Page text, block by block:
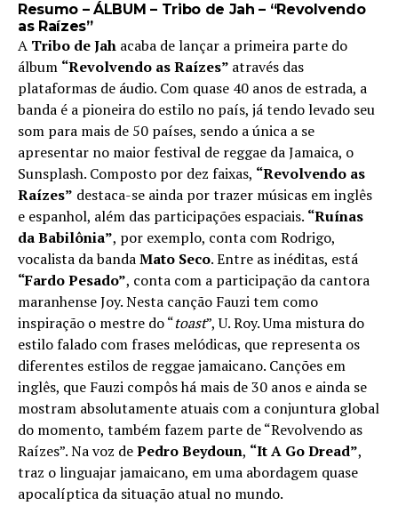
Resumo – ÁLBUM – Tribo de Jah – “Revolvendo
as Raízes”
A Tribo de Jah acaba de lançar a primeira parte do
álbum “Revolvendo as Raízes” através das
plataformas de áudio. Com quase 40 anos de estrada, a
banda é a pioneira do estilo no país, já tendo levado seu
som para mais de 50 países, sendo a única a se
apresentar no maior festival de reggae da Jamaica, o
Sunsplash. Composto por dez faixas, “Revolvendo as
Raízes” destaca-se ainda por trazer músicas em inglês
e espanhol, além das participações espaciais. “Ruínas
da Babilônia”, por exemplo, conta com Rodrigo,
vocalista da bandaMato Seco. Entre as inéditas, está
“Fardo Pesado”, conta com a participação da cantora
maranhense Joy. Nesta canção Fauzi tem como
inspiração o mestre do “toast”, U. Roy. Uma mistura do
estilo falado com frases melódicas, que representa os
diferentes estilos de reggae jamaicano. Canções em
inglês, que Fauzi compôs há mais de 30 anos e ainda se
mostram absolutamente atuais com a conjuntura global
do momento, também fazem parte de “Revolvendo as
Raízes”. Na voz dePedro Beydoun, “It A Go Dread”,
traz o linguajar jamaicano, em uma abordagem quase
apocalíptica da situação atual no mundo.